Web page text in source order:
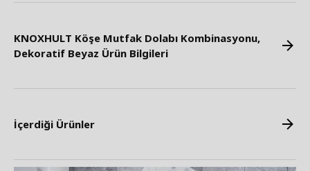
KNOXHULT Köşe Mutfak Dolabı Kombinasyonu,
Dekoratif Beyaz Ürün Bilgileri
İçerdiği Ürünler